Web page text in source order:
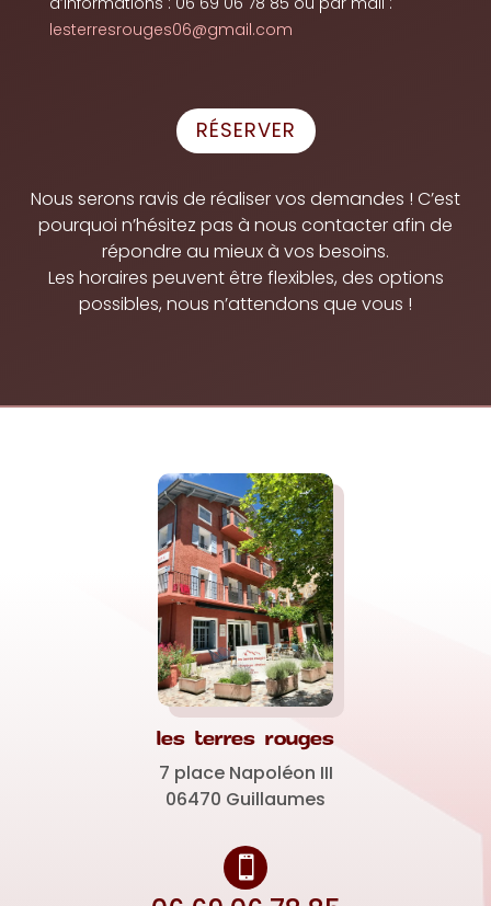
lesterresrouges06@gmail.com
RÉSERVER
Nous serons ravis de réaliser vos demandes ! C’est
pourquoi n’hésitez pas à nous contacter afin de
répondre au mieux à vos besoins.
Les horaires peuvent être flexibles, des options
possibles, nous n’attendons que vous !
les terres rouges
7 place Napoléon III
06470 Guillaumes
